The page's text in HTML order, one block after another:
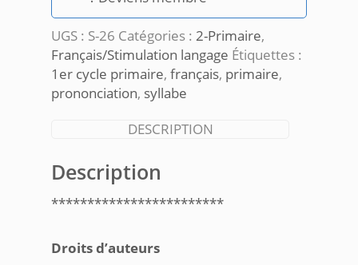
UGS : S-26 Catégories : 2-Primaire,
Français/Stimulation langage Étiquettes :
1er cycle primaire, français, primaire,
prononciation, syllabe
DESCRIPTION
Description
************************
Droits d’auteurs